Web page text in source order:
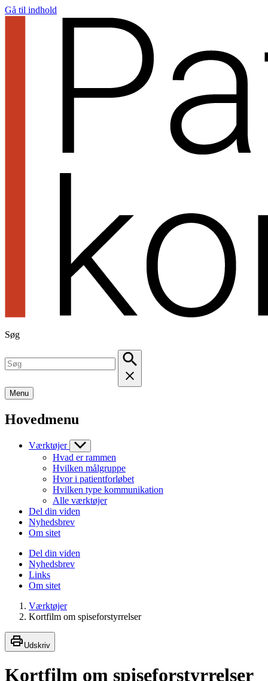
Gå til indhold
Søg
Menu
Hovedmenu
Værktøjer
Hvad er rammen
Hvilken målgruppe
Hvor i patientforløbet
Hvilken type kommunikation
Alle værktøjer
Del din viden
Nyhedsbrev
Om sitet
Del din viden
Nyhedsbrev
Links
Om sitet
Værktøjer
Kortfilm om spiseforstyrrelser
Udskriv
Kortfilm om spiseforstyrrelser